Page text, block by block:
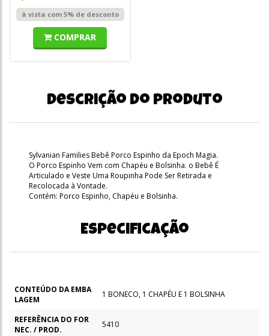
à vista com 5% de desconto
COMPRAR
Descrição do produto
Sylvanian Families Bebê Porco Espinho da Epoch Magia.
O Porco Espinho Vem com Chapéu e Bolsinha. o Bebê É
Articulado e Veste Uma Roupinha Pode Ser Retirada e
Recolocada à Vontade.
Contém: Porco Espinho, Chapéu e Bolsinha.
Especificação
CONTEÚDO DA EMBA
LAGEM
1 BONECO, 1 CHAPÉU E 1 BOLSINHA
REFERÊNCIA DO FOR
NEC. / PROD.
5410